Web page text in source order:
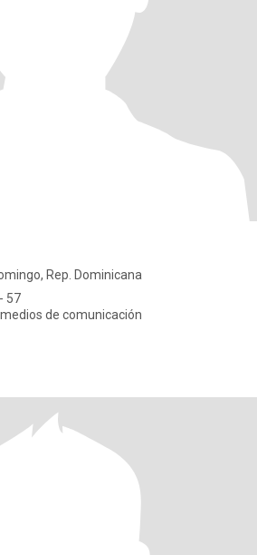
Rep. Dominicana
57
de comunicación